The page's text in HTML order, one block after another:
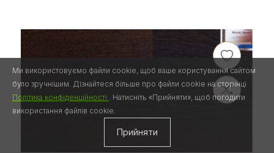
Ми використовуємо файли cookie, щоб ваше користування сайтом
було зручнішим. Дізнайтеся більше про файли cookie на сторінці
Політика конфіденційності . Натисніть «Прийняти», щоб погодити
використання файлів cookie.
Прийняти